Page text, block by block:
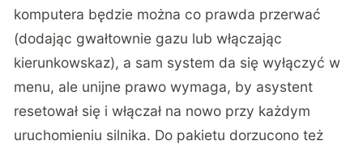
komputera będzie można co prawda przerwać
(dodając gwałtownie gazu lub włączając
kierunkowskaz), a sam system da się wyłączyć w
menu, ale unijne prawo wymaga, by asystent
resetował się i włączał na nowo przy każdym
uruchomieniu silnika. Do pakietu dorzucono też